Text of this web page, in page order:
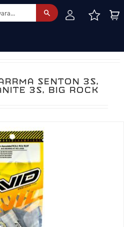
SENTON 3S,
3S, BIG ROCK